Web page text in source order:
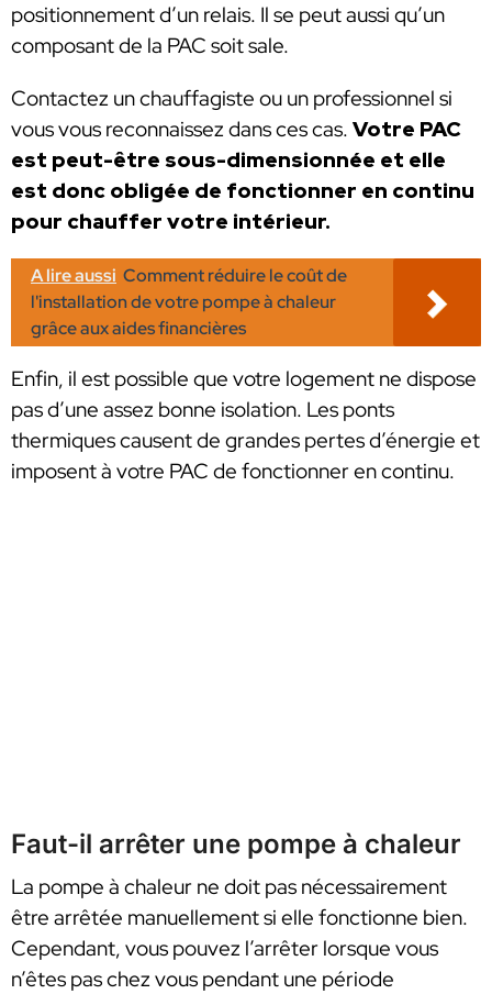
positionnement d’un relais. Il se peut aussi qu’un
composant de la PAC soit sale.
Contactez un chauffagiste ou un professionnel si
vous vous reconnaissez dans ces cas. Votre PAC
est peut-être sous-dimensionnée et elle
est donc obligée de fonctionner en continu
pour chauffer votre intérieur.
A lire aussi Comment réduire le coût de
l'installation de votre pompe à chaleur
grâce aux aides financières
Enfin, il est possible que votre logement ne dispose
pas d’une assez bonne isolation. Les ponts
thermiques causent de grandes pertes d’énergie et
imposent à votre PAC de fonctionner en continu.
Faut-il arrêter une pompe à chaleur
La pompe à chaleur ne doit pas nécessairement
être arrêtée manuellement si elle fonctionne bien.
Cependant, vous pouvez l’arrêter lorsque vous
n’êtes pas chez vous pendant une période